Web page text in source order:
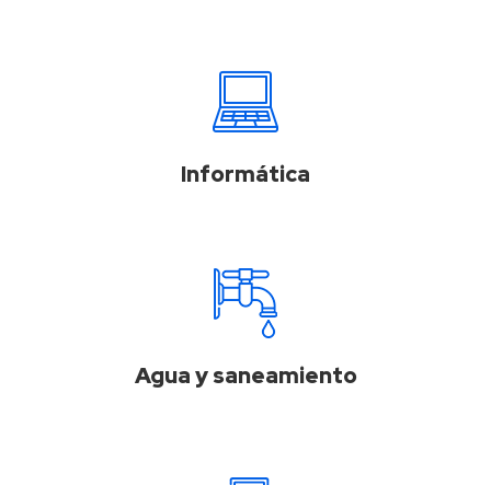
Informática
Agua y saneamiento